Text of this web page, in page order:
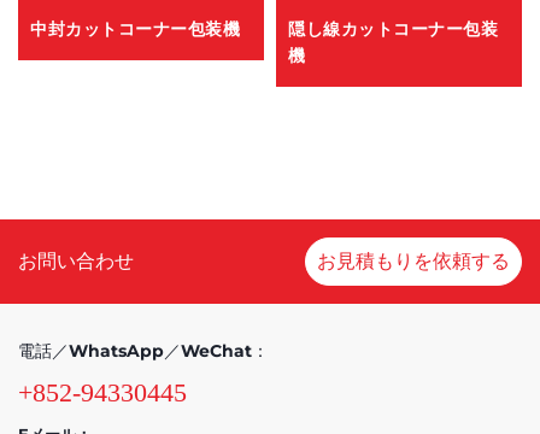
中封カットコーナー包装機
隠し線カットコーナー包装
機
お問い合わせ お見積もりを依頼する
電話／WhatsApp／WeChat：
+852-94330445